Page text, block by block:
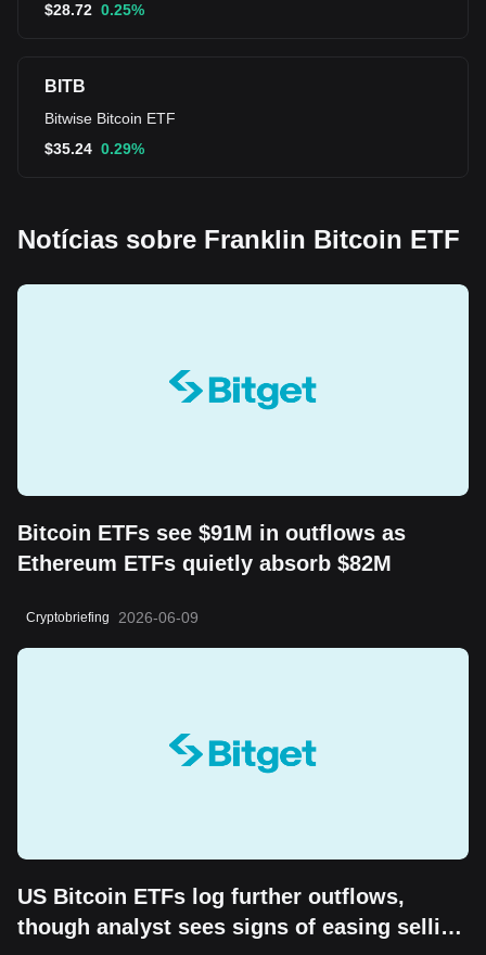
$28.72 0.25%
BITB
Bitwise Bitcoin ETF
$35.24 0.29%
Notícias sobre Franklin Bitcoin ETF
Bitcoin ETFs see $91M in outflows as
Ethereum ETFs quietly absorb $82M
Cryptobriefing 2026-06-09
US Bitcoin ETFs log further outflows,
though analyst sees signs of easing selling